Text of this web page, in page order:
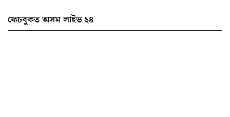
ফেচবুকত অসম লাইভ ২৪